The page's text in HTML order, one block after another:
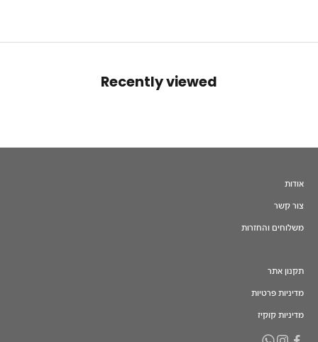
Recently viewed
אודות
צור קשר
משלוחים והחזרות
תקנון אתר
מדיניות פרטיות
מדיניות קוקיז